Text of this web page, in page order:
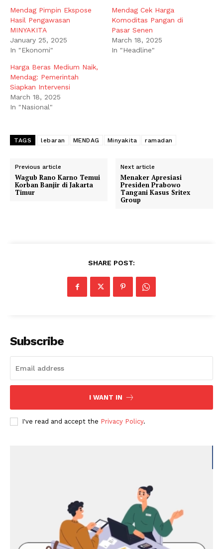
Mendag Pimpin Ekspose
Hasil Pengawasan
MINYAKITA
January 25, 2025
In "Ekonomi"
Mendag Cek Harga
Komoditas Pangan di
Pasar Senen
March 18, 2025
In "Headline"
Harga Beras Medium Naik,
Mendag: Pemerintah
Siapkan Intervensi
March 18, 2025
In "Nasional"
TAGS lebaran MENDAG Minyakita ramadan
Previous article
Wagub Rano Karno Temui
Korban Banjir di Jakarta
Timur
Next article
Menaker Apresiasi
Presiden Prabowo
Tangani Kasus Sritex
Group
SHARE POST:
Subscribe
I WANT IN
I've read and accept the Privacy Policy.